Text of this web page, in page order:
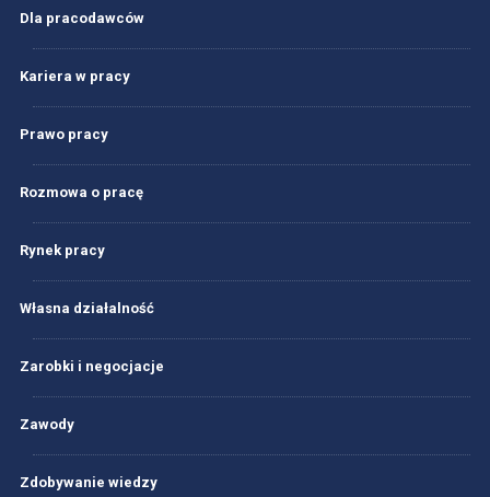
Dla pracodawców
Kariera w pracy
Prawo pracy
Rozmowa o pracę
Rynek pracy
Własna działalność
Zarobki i negocjacje
Zawody
Zdobywanie wiedzy